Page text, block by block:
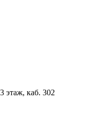
этаж, каб. 302